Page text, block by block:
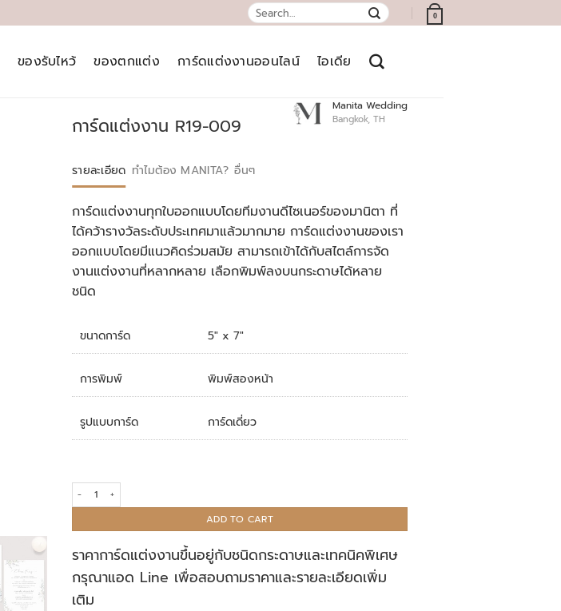
Search
for:
0
ของรับไหว้ ของตกแต่ง การ์ดแต่งงานออนไลน์ ไอเดีย
การ์ดแต่งงาน R19-009
Manita Wedding
Bangkok, TH
รายละเอียด ทำไมต้อง MANITA? อื่นๆ
การ์ดแต่งงานทุกใบออกแบบโดยทีมงานดีไซเนอร์ของมานิตา ที่
ได้คว้ารางวัลระดับประเทศมาแล้วมากมาย การ์ดแต่งงานของเรา
ออกแบบโดยมีแนวคิดร่วมสมัย สามารถเข้าได้กับสไตล์การจัด
งานแต่งงานที่หลากหลาย เลือกพิมพ์ลงบนกระดาษได้หลาย
ชนิด
ขนาดการ์ด 5" x 7"
การพิมพ์ พิมพ์สองหน้า
รูปแบบการ์ด การ์ดเดี่ยว
การ์ดแต่งงาน R19-009 quantity
ADD TO CART
ราคาการ์ดแต่งงานขึ้นอยู่กับชนิดกระดาษและเทคนิคพิเศษ
กรุณาแอด Line เพื่อสอบถามราคาและรายละเอียดเพิ่ม
เติม